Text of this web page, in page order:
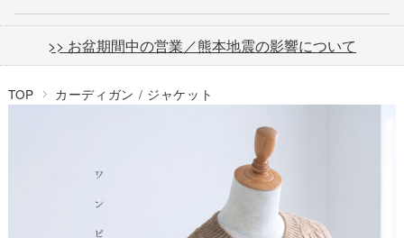
>> お盆期間中の営業／熊本地震の影響について
TOP カーディガン / ジャケット